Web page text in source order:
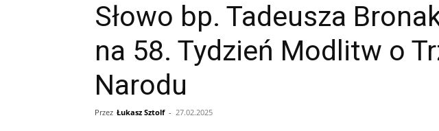
Słowo bp. Tadeusza
na 58. Tydzień Modlitw o
Narodu
Przez Łukasz Sztolf - 27.02.2025